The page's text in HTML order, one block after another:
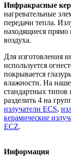
Инфракрасные
нагревательные
передачи тепла.
находящиеся прямо
воздуха.
Для изготовления
используется
покрывается
влажности. На
стандартных
разделить 4 на
излучатели ECS,
керамические
ECZ.
Информация